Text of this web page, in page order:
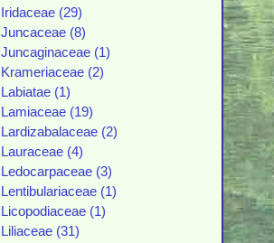
Iridaceae (29)
Juncaceae (8)
Juncaginaceae (1)
Krameriaceae (2)
Labiatae (1)
Lamiaceae (19)
Lardizabalaceae (2)
Lauraceae (4)
Ledocarpaceae (3)
Lentibulariaceae (1)
Licopodiaceae (1)
Liliaceae (31)